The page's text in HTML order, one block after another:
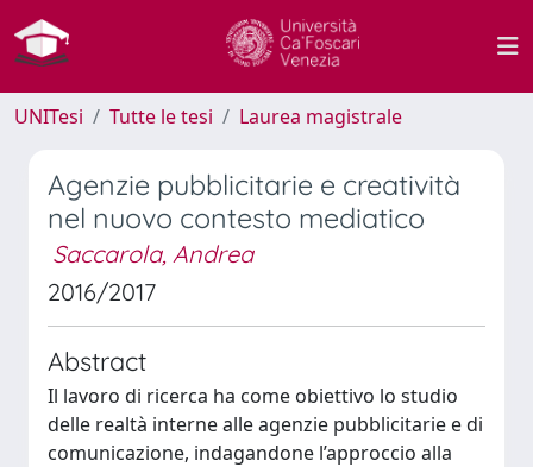
UNITesi Tutte le tesi Laurea magistrale
Agenzie pubblicitarie e creatività
nel nuovo contesto mediatico
Saccarola, Andrea
2016/2017
Abstract
Il lavoro di ricerca ha come obiettivo lo studio
delle realtà interne alle agenzie pubblicitarie e di
comunicazione, indagandone l’approccio alla